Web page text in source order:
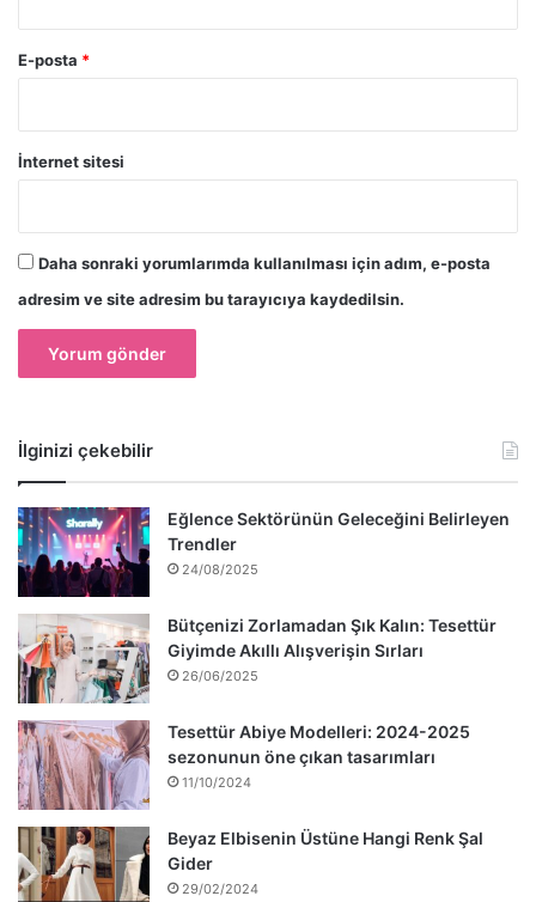
E-posta *
İnternet sitesi
Daha sonraki yorumlarımda kullanılması için adım, e-posta
adresim ve site adresim bu tarayıcıya kaydedilsin.
İlginizi çekebilir
Eğlence Sektörünün Geleceğini Belirleyen
Trendler
24/08/2025
Bütçenizi Zorlamadan Şık Kalın: Tesettür
Giyimde Akıllı Alışverişin Sırları
26/06/2025
Tesettür Abiye Modelleri: 2024-2025
sezonunun öne çıkan tasarımları
11/10/2024
Beyaz Elbisenin Üstüne Hangi Renk Şal
Gider
29/02/2024